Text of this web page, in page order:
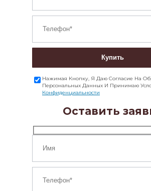
Купить
Нажимая Кнопку, Я Даю Согласие На
Персональных Данных И Принимаю
Конфиденциальности
Оставить